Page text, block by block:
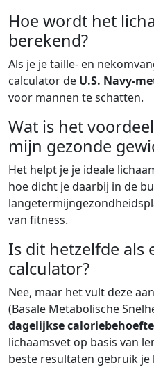
Hoe wordt het
berekend?
Als je je taille- en
calculator de U.S. Navy-
voor mannen te schatten.
Wat is het
mijn gezonde
Het helpt je je ideale
hoe dicht je daarbij in de
van fitness.
Is dit hetzelfde als
calculator?
Nee, maar het vult deze
(Basale Metabolische
dagelijkse caloriebehoefte
lichaamsvet op basis van
beste resultaten gebruik je